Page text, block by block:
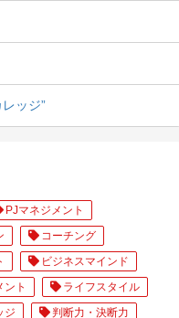
ッジ”
PJマネジメント
コーチング
ビジネスマインド
ント
ライフスタイル
ジ 判断力・決断力